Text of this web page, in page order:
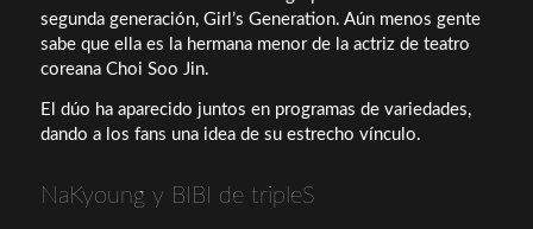
segunda generación, Girl’s Generation. Aún menos gente
sabe que ella es la hermana menor de la actriz de teatro
coreana Choi Soo Jin.
El dúo ha aparecido juntos en programas de variedades,
dando a los fans una idea de su estrecho vínculo.
NaKyoung y BIBI de tripleS